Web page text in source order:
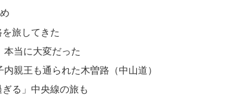
旅してきた
本当に大変だった
親王も通られた木曽路（中山道）
る」中央線の旅も